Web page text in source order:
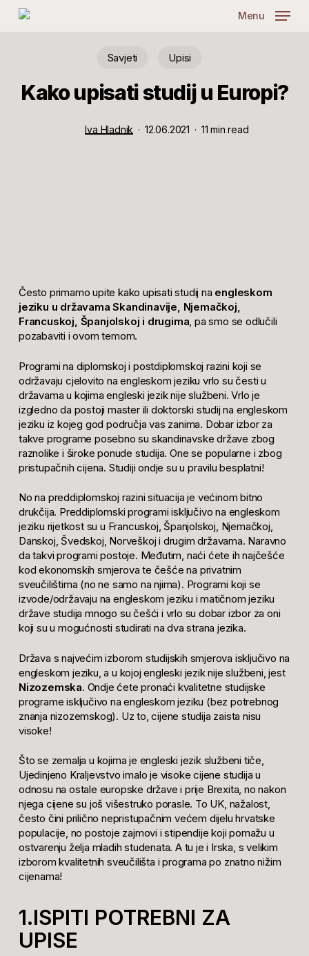
Skip
Menu
Savjeti Upisi
Kako upisati studij u Europi?
Iva Hladnik 12.06.2021 11 min read
Često primamo upite kako upisati studij na engleskom
jeziku u državama Skandinavije, Njemačkoj,
Francuskoj, Španjolskoj i drugima, pa smo se odlučili
pozabaviti i ovom temom.
Programi na diplomskoj i postdiplomskoj razini koji se
održavaju cjelovito na engleskom jeziku vrlo su česti u
državama u kojima engleski jezik nije službeni. Vrlo je
izgledno da postoji master ili doktorski studij na engleskom
jeziku iz kojeg god područja vas zanima. Dobar izbor za
takve programe posebno su skandinavske države zbog
raznolike i široke ponude studija. One se popularne i zbog
pristupačnih cijena. Studiji ondje su u pravilu besplatni!
No na preddiplomskoj razini situacija je većinom bitno
drukčija. Preddiplomski programi isključivo na engleskom
jeziku rijetkost su u Francuskoj, Španjolskoj, Njemačkoj,
Danskoj, Švedskoj, Norveškoj i drugim državama. Naravno
da takvi programi postoje. Međutim, naći ćete ih najčešće
kod ekonomskih smjerova te češće na privatnim
sveučilištima (no ne samo na njima). Programi koji se
izvode/održavaju na engleskom jeziku i matičnom jeziku
države studija mnogo su češći i vrlo su dobar izbor za oni
koji su u mogućnosti studirati na dva strana jezika.
Država s najvećim izborom studijskih smjerova isključivo na
engleskom jeziku, a u kojoj engleski jezik nije službeni, jest
Nizozemska. Ondje ćete pronaći kvalitetne studijske
programe isključivo na engleskom jeziku (bez potrebnog
znanja nizozemskog). Uz to, cijene studija zaista nisu
visoke!
Što se zemalja u kojima je engleski jezik službeni tiče,
Ujedinjeno Kraljevstvo imalo je visoke cijene studija u
odnosu na ostale europske države i prije Brexita, no nakon
njega cijene su još višestruko porasle. To UK, nažalost,
često čini prilično nepristupačnim većem dijelu hrvatske
populacije, no postoje zajmovi i stipendije koji pomažu u
ostvarenju želja mladih studenata. A tu je i Irska, s velikim
izborom kvalitetnih sveučilišta i programa po znatno nižim
cijenama!
1.ISPITI POTREBNI ZA
UPISE